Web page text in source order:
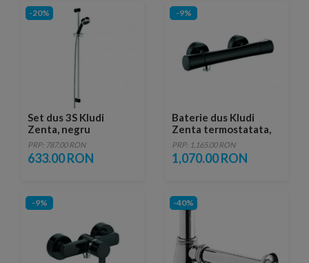
-20%
Set dus 3S Kludi
Zenta, negru
PRP: 787.00 RON
633.00 RON
-9%
Baterie dus Kludi
Zenta termostatata,
culoare negru
PRP: 1,165.00 RON
1,070.00 RON
-9% -40%